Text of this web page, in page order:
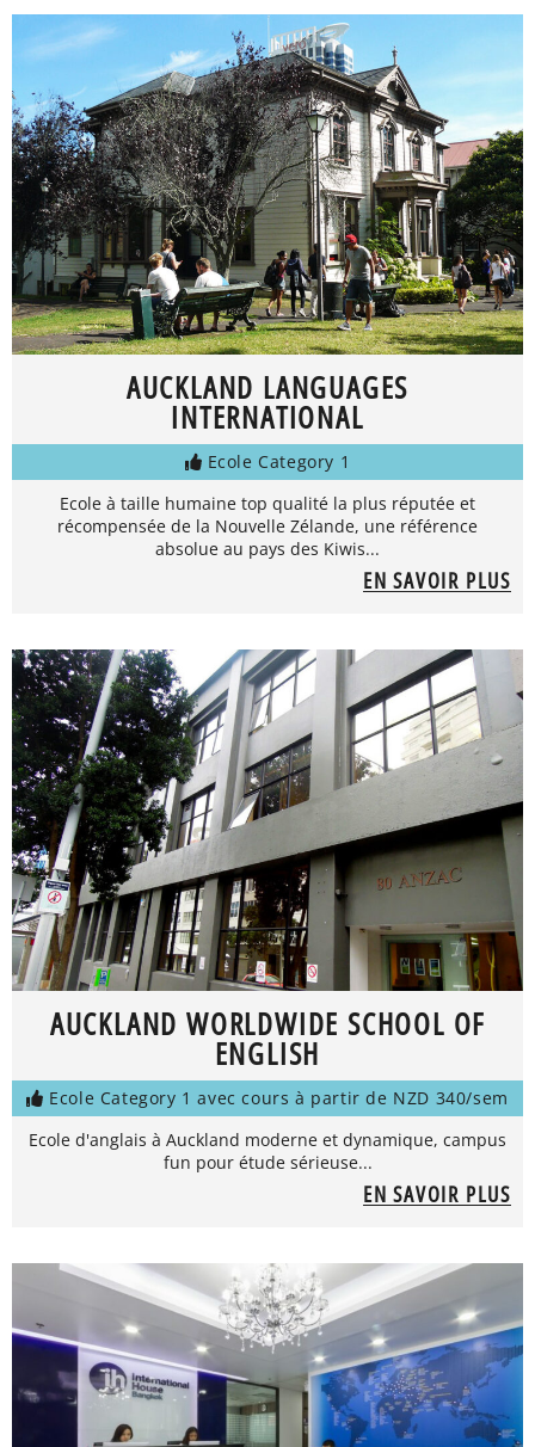
AUCKLAND LANGUAGES
INTERNATIONAL
Ecole Category 1
Ecole à taille humaine top qualité la plus réputée et
récompensée de la Nouvelle Zélande, une référence
absolue au pays des Kiwis...
EN SAVOIR PLUS
AUCKLAND WORLDWIDE SCHOOL OF
ENGLISH
Ecole Category 1 avec cours à partir de NZD 340/sem
Ecole d'anglais à Auckland moderne et dynamique, campus
fun pour étude sérieuse...
EN SAVOIR PLUS